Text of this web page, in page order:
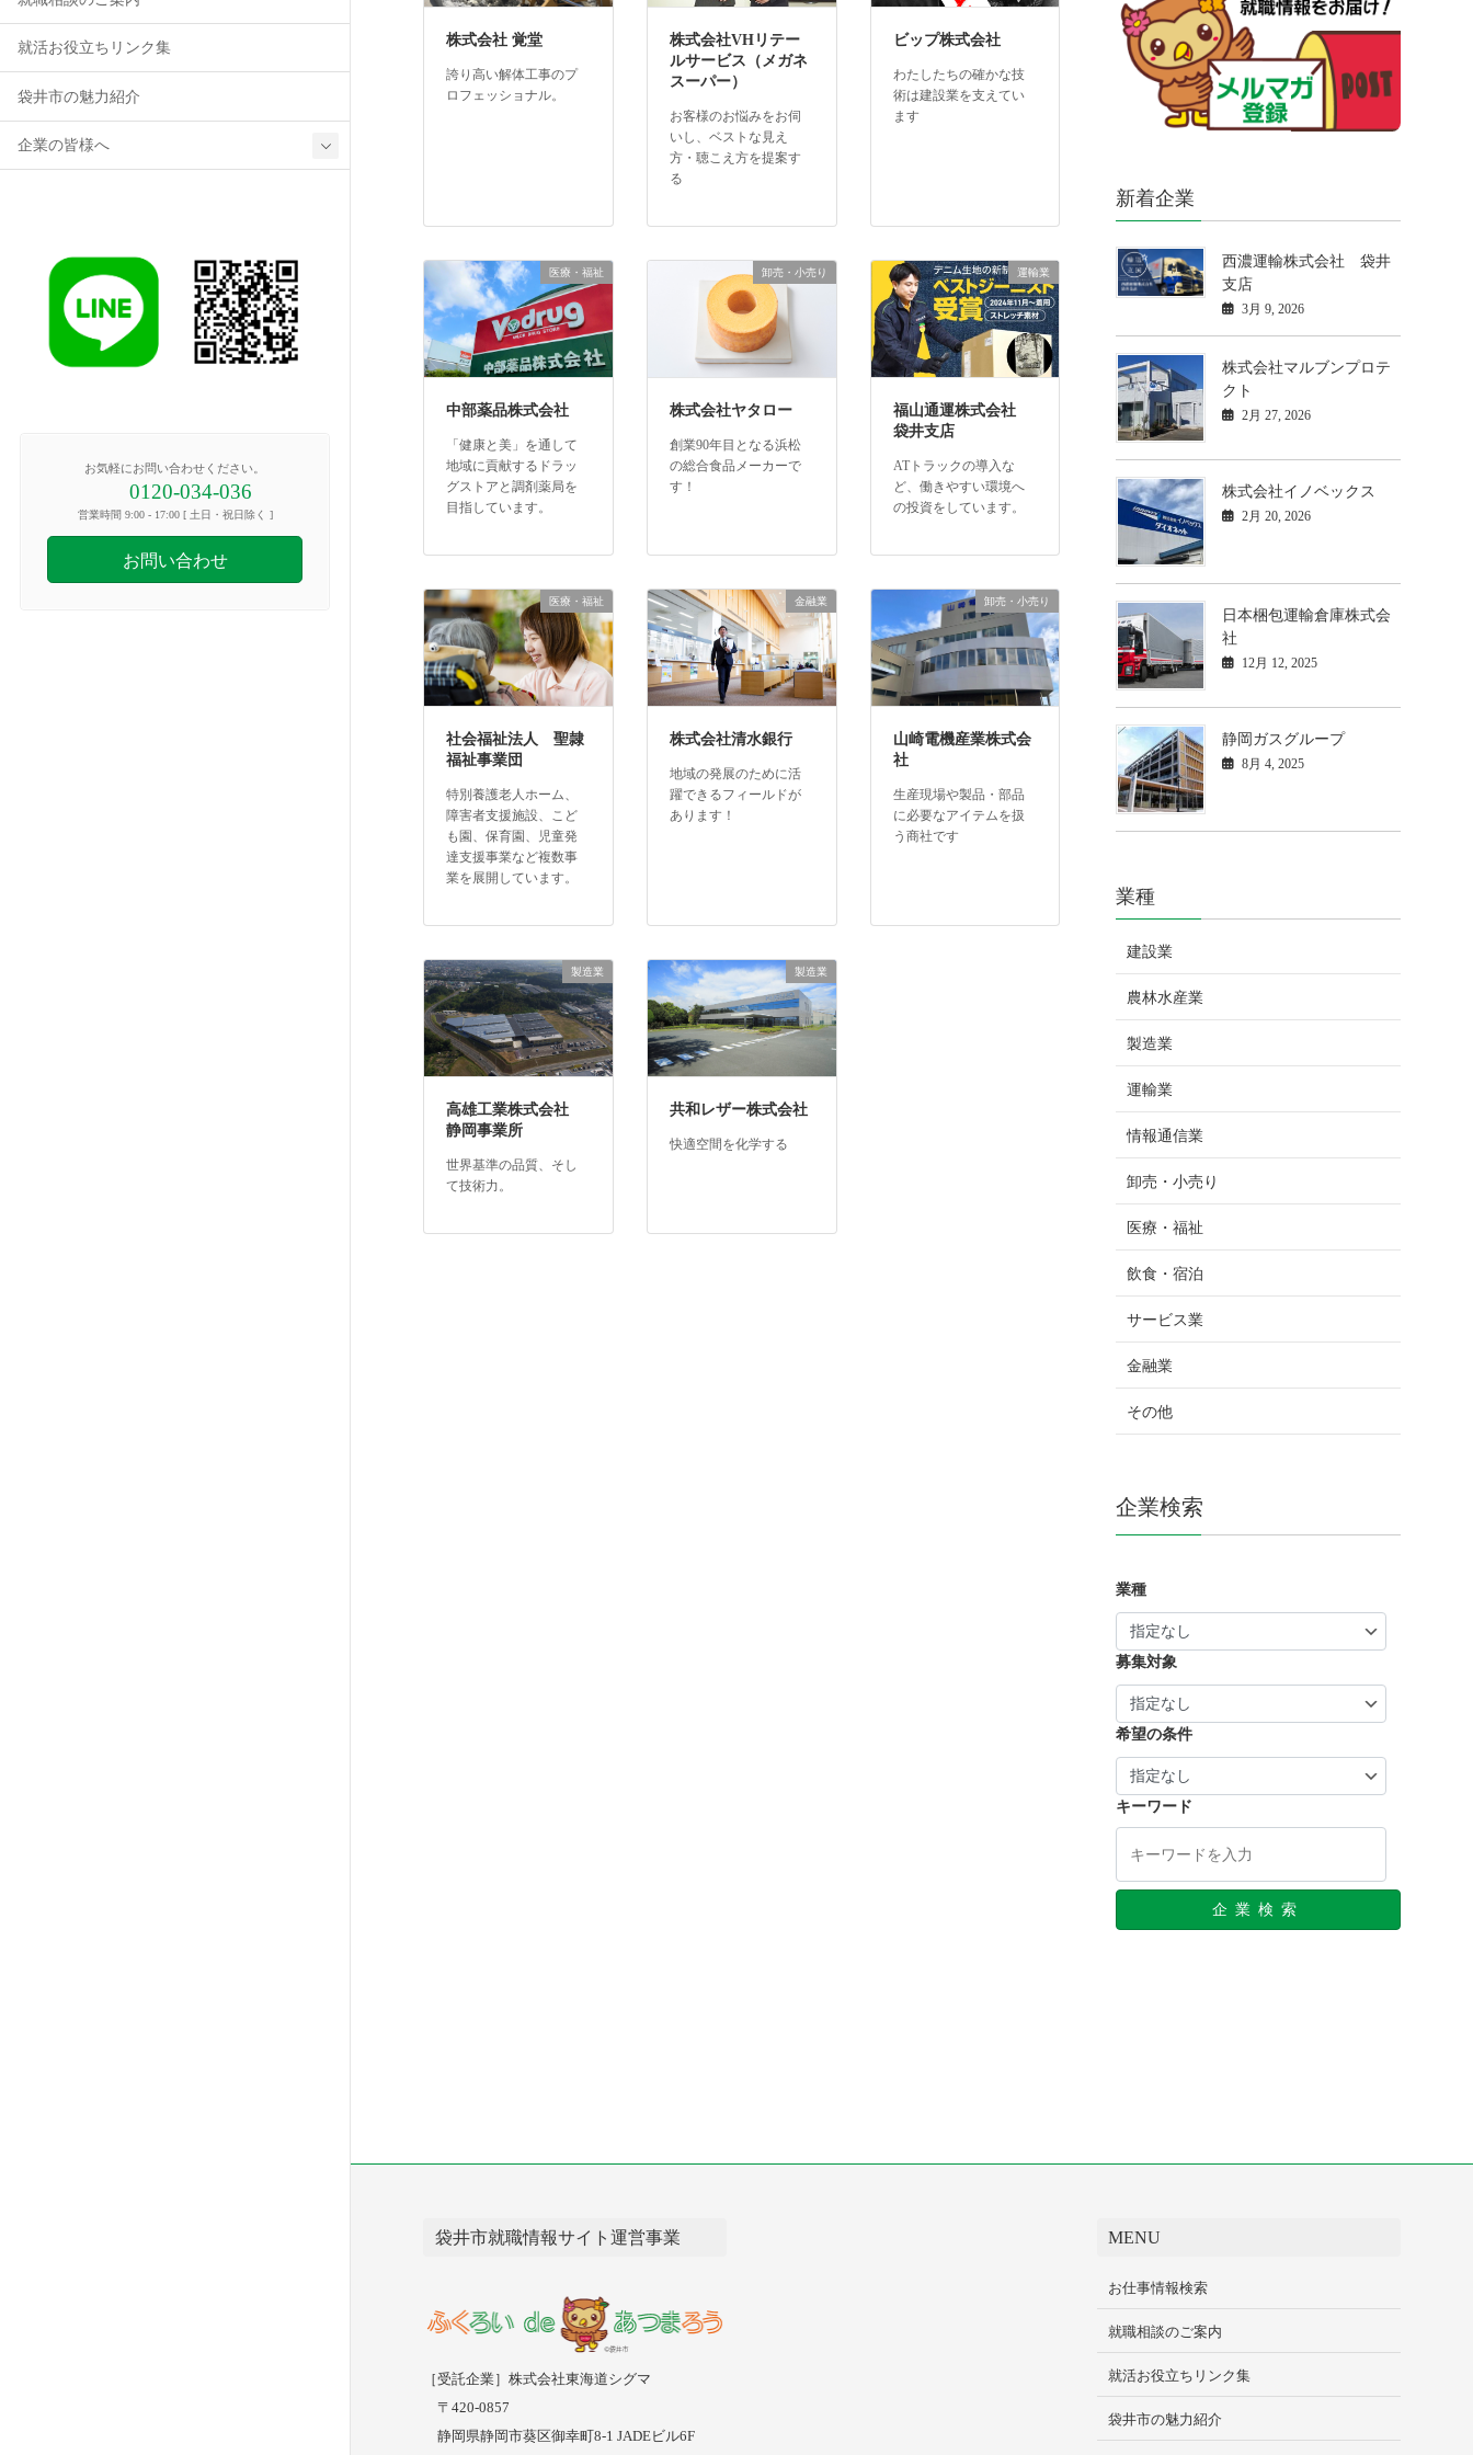
就活お役立ちリンク集
袋井市の魅力紹介
企業の皆様へ
お気軽にお問い合わせください。
0120-034-036
営業時間 9:00 - 17:00 [ 土日・祝日除く ]
お問い合わせ
株式会社 覚堂
誇り高い解体工事のプ
ロフェッショナル。
株式会社VHリテー
ルサービス（メガネ
スーパー）
お客様のお悩みをお伺
いし、ベストな見え
方・聴こえ方を提案す
る
ビップ株式会社
わたしたちの確かな技
術は建設業を支えてい
ます
医療・福祉
中部薬品株式会社
「健康と美」を通して
地域に貢献するドラッ
グストアと調剤薬局を
目指しています。
卸売・小売り
株式会社ヤタロー
創業90年目となる浜松
の総合食品メーカーで
す！
運輸業
福山通運株式会社
袋井支店
ATトラックの導入な
ど、働きやすい環境へ
の投資をしています。
医療・福祉
社会福祉法人 聖隷
福祉事業団
特別養護老人ホーム、
障害者支援施設、こど
も園、保育園、児童発
達支援事業など複数事
業を展開しています。
金融業
株式会社清水銀行
地域の発展のために活
躍できるフィールドが
あります！
卸売・小売り
山崎電機産業株式会
社
生産現場や製品・部品
に必要なアイテムを扱
う商社です
製造業
高雄工業株式会社
静岡事業所
世界基準の品質、そし
て技術力。
製造業
共和レザー株式会社
快適空間を化学する
新着企業
西濃運輸株式会社 袋井
支店
3月 9, 2026
株式会社マルブンプロテ
クト
2月 27, 2026
株式会社イノベックス
2月 20, 2026
日本梱包運輸倉庫株式会
社
12月 12, 2025
静岡ガスグループ
8月 4, 2025
業種
建設業
農林水産業
製造業
運輸業
情報通信業
卸売・小売り
医療・福祉
飲食・宿泊
サービス業
金融業
その他
企業検索
業種
募集対象
希望の条件
キーワード
企業検索
袋井市就職情報サイト運営事業
［受託企業］株式会社東海道シグマ
〒420-0857
静岡県静岡市葵区御幸町8-1 JADEビル6F
MENU
お仕事情報検索
就職相談のご案内
就活お役立ちリンク集
袋井市の魅力紹介